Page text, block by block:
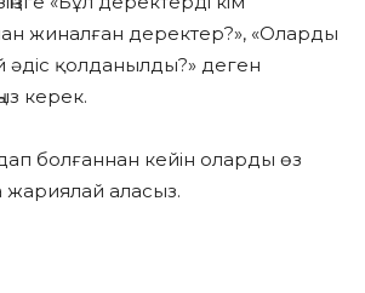
жиналған деректер?», «Оларды
қолданылды?» деген
керек.
болғаннан кейін оларды өз
жариялай аласыз.